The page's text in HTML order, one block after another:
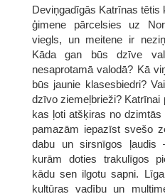
Deviņgadīgās Katrīnas tētis
ģimene pārcelsies uz
viegls, un meitene ir
Kāda gan būs dzīve
nesaprotamā valodā? Kā
būs jaunie klasesbiedri?
dzīvo ziemeļbrieži? Katrīnai
kas ļoti atšķiras no
pamazām iepazīst svešo
dabu un sirsnīgos ļaudis
kurām doties trakulīgos
kādu sen ilgotu sapni.
kultūras vadību un